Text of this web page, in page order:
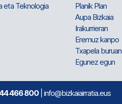
eta Teknologia
Planik Plan
Aupa Bizkaia
Irakurrieran
Eremuz kanpo
Txapela buruan
Egunez egun
466 800 | info@bizkaiairratia.eus